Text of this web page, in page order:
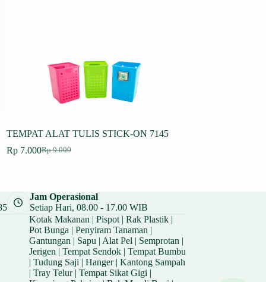
TEMPAT ALAT TULIS STICK-ON 7145
Rp9.000
Harga
Rp 7.000Harga
Rp 7.000.
Jam Operasional
Setiap Hari, 08.00 - 17.00 WIB
Kotak Makanan | Pispot| Rak Plastik|
Pot Bunga | Penyiram Tanaman |
Gantungan | Sapu | Alat Pel | Semprotan |
Jerigen | Tempat Sendok| Tempat Bumbu
| Tudung Saji | Hanger| Kantong Sampah
| Tray Telur| Tempat Sikat Gigi |